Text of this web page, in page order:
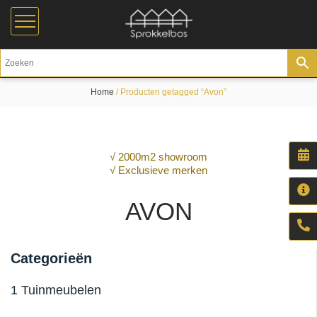
Home / Producten getagged “Avon”
√ 2000m2 showroom
√ Exclusieve merken
AVON
Categorieën
1 Tuinmeubelen